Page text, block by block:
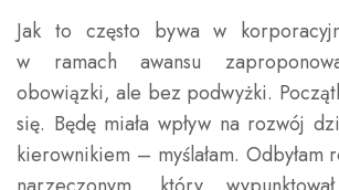
Jak to często bywa w
w ramach awansu
obowiązki, ale bez podwyżki.
się. Będę miała wpływ na rozwój
kierownikiem – myślałam. Odbyłam